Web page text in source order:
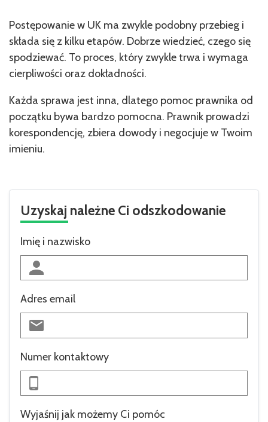
Postępowanie w UK ma zwykle podobny przebieg i
składa się z kilku etapów. Dobrze wiedzieć, czego się
spodziewać. To proces, który zwykle trwa i wymaga
cierpliwości oraz dokładności.
Każda sprawa jest inna, dlatego pomoc prawnika od
początku bywa bardzo pomocna. Prawnik prowadzi
korespondencję, zbiera dowody i negocjuje w Twoim
imieniu.
Uzyskaj należne Ci odszkodowanie
Imię i nazwisko
Adres email
Numer kontaktowy
Wyjaśnij jak możemy Ci pomóc